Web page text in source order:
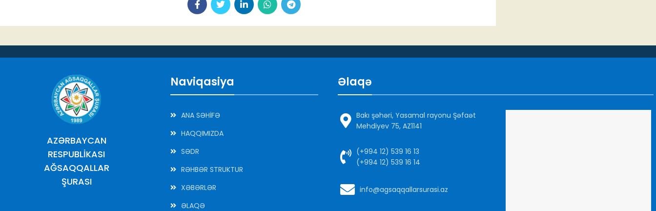
AZƏRBAYCAN
RESPUBLİKASI
AĞSAQQALLAR
ŞURASI
Naviqasiya
ANA SƏHİFƏ
HAQQIMIZDA
SƏDR
RƏHBƏR STRUKTUR
XƏBƏRLƏR
ƏLAQƏ
Əlaqə
Bakı şəhəri, Yasamal rayonu Şəfaət
Mehdiyev 75, AZ1141
(+994 12) 539 16 13
(+994 12) 539 16 14
info@agsaqqallarsurasi.az